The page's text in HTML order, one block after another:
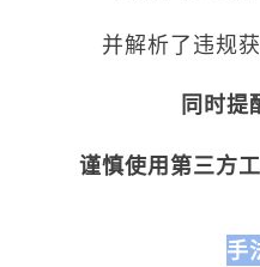
并解析了违规
同时提
谨慎使用第三方
手